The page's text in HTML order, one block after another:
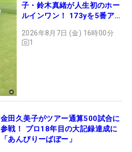
子・鈴木真緒が人生初のホー
ルインワン！ 173yを5番アイ
2026年8月7日 (金) 16時00分
1
金田久美子がツアー通算500試合に
参戦！ プロ18年目の大記録達成に
「あんびりーばぼー」